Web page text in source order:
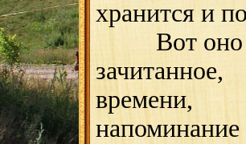
хранится и
Вот оно –